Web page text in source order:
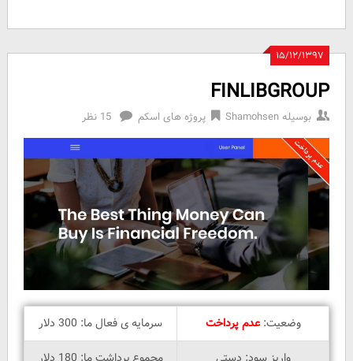
۱۵/۱۲/۱۳۹۷
FINLIBGROUP
بوسیلهShamohsen پروژه های اسکم 15 نظر
وضعیت:عدم پرداخت
سرمایه ی فعال ما: 300 دلار